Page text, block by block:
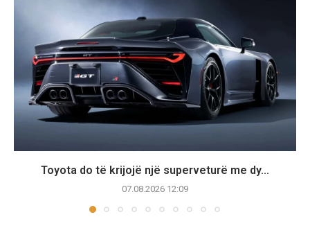
Toyota do të krijojë një superveturë me dy...
07.08.2026 12:09